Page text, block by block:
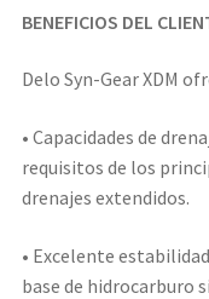
BENEFICIOS DEL
Delo Syn-Gear XDM
• Capacidades de
requisitos de los
drenajes extendidos.
• Excelente
base de hidrocarburo